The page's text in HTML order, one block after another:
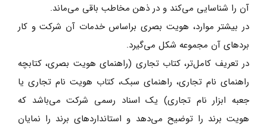
آن را شناسایی می‌کند و در ذهن مخاطب باقی می‌ماند.
در بیشتر موارد، هویت بصری براساس خدمات آن شرکت و کار
برد‌های آن مجموعه شکل می‌گیرد.
در تعریف کامل‌تر، کتاب تجاری (راهنمای هویت بصری، کتابچه
راهنمای نام تجاری، راهنمای سبک، کتاب هویت نام تجاری یا
جعبه ابزار نام تجاری) یک اسناد رسمی شرکت می‌باشد که
هویت برند را توضیح می‌دهد و استانداردهای برند را نمایان